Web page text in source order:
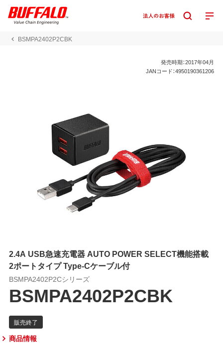
BSMPA2402P2CBK
発売時期：2017年04月
JANコード：4950190361206
2.4A USB急速充電器 AUTO POWER SELECT機能搭載
2ポートタイプ Type-Cケーブル付
BSMPA2402P2Cシリーズ
BSMPA2402P2CBK
商品情報